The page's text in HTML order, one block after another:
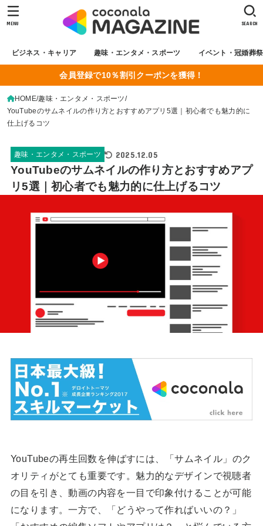
ビジネス・キャリア 趣味・エンタメ・スポーツ イベント・冠婚葬祭
SEARCH
MENU
会員登録で10％割引クーポンを獲得！
HOME 趣味・エンタメ・スポーツ
YouTubeのサムネイルの作り方とおすすめアプリ5選｜初心者でも魅力的に
仕上げるコツ
趣味・エンタメ・スポーツ 2025.12.05
YouTubeのサムネイルの作り方とおすすめアプ
リ5選｜初心者でも魅力的に仕上げるコツ
YouTubeの再生回数を伸ばすには、「サムネイル」のク
オリティがとても重要です。魅力的なデザインで視聴者
の目を引き、動画の内容を一目で印象付けることが可能
になります。一方で、「どうやって作ればいいの？」